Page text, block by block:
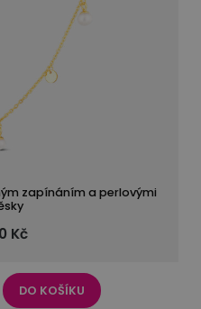
zapínáním a perlovými
Kč
DO KOŠÍKU